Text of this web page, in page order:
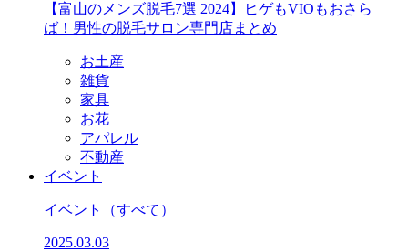
【富山のメンズ脱毛7選 2024】ヒゲもVIOもおさら
ば！男性の脱毛サロン専門店まとめ
お土産
雑貨
家具
お花
アパレル
不動産
イベント
イベント （すべて）
2025.03.03